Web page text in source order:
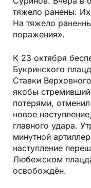
тяжело ранены.
На тяжело
поражения».
К 23 октября
Букринского
Ставки
якобы
потерями,
новое
главного удара.
минутной
наступление
Любежском
освобождён.